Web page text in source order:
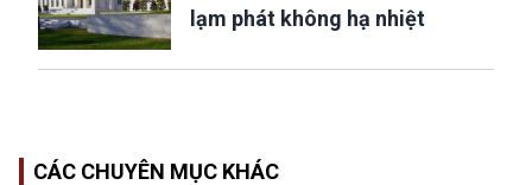
lạm phát không hạ nhiệt
CÁC CHUYÊN MỤC KHÁC